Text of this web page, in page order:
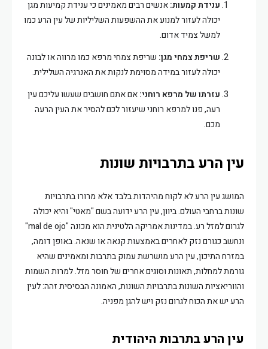
ענידת קמעות:אנשים רבים מאמינים כי ענידת קמיעות מגן
יכולה לעזור למנוע את ההשפעות השליליות של עין הרע כמו
למשל צמיד אדום.
שריפת צמחי מגן: שריפת צמחי מרפא כמו מרווה או לבונה
יכולה לעזור במידה מסוימת לנקות את האנרגיה השלילית.
עזרתו של מרפא רוחני:אם אתם חושבים שעשו עליכם עין
רעה, פנו למרפא רוחני שיעזור לכם להסיר את העין הרעה
מכם.
עין הרע בתרבויות שונות
המושג עין הרע לא לקוח מהיהדות בלבד אלא מרורו בתרבויות
שונות ברחבי העולם. ביוון, עין הרע ידועה בשם "מאטי" והיא יכולה
לגרום למזל רע. במדינות אמריקה הלטינית הוא מכונה "mal de ojo"
ונחשב כגורם נזק לאחרים באמצעות קנאה או שנאה. באופן דומה,
במזרח התיכון, עין הרע מושרשת עמוק בתרבות ומאמינים שהיא
גורמת למחלות, תאונות וסוגים אחרים של חוסר מזל. למרות השמות
והווריאציות השונות בתרבויות השונות, האמונה הבסיסית זהה: לעין
הרע יש את הכוח לגרום נזק ויש להגן מפניה.
עין הרע בתרבות היהודית